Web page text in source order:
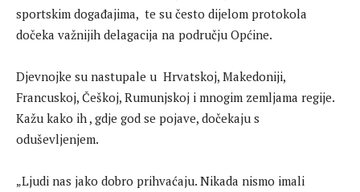
sportskim događajima, te su često dijelom protokola
dočeka važnijih delagacija na području Općine.
Djevnojke su nastupale u Hrvatskoj, Makedoniji,
Francuskoj, Češkoj, Rumunjskoj i mnogim zemljama regije.
Kažu kako ih , gdje god se pojave, dočekaju s
oduševljenjem.
„Ljudi nas jako dobro prihvaćaju. Nikada nismo imali